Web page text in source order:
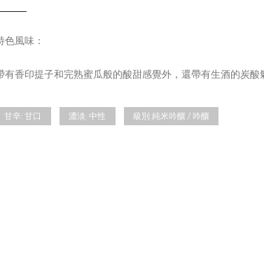
色風味：
有香印提子和完熟蜜瓜般的酸甜感覺外，還帶有生酒的炭酸
甘辛: 甘口 濃淡: 中性 級別:純米吟釀 / 吟釀